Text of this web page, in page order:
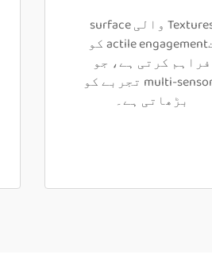
Textures والی surface
تactile engagement کو
فراہم کرتی ہے، جو
multi-sensory تجربے کو
بڑھاتی ہے۔